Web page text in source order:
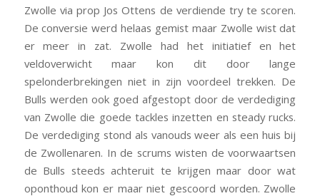
Zwolle via prop Jos Ottens de verdiende try te scoren.
De conversie werd helaas gemist maar Zwolle wist dat
er meer in zat. Zwolle had het initiatief en het
veldoverwicht maar kon dit door lange
spelonderbrekingen niet in zijn voordeel trekken. De
Bulls werden ook goed afgestopt door de verdediging
van Zwolle die goede tackles inzetten en steady rucks.
De verdediging stond als vanouds weer als een huis bij
de Zwollenaren. In de scrums wisten de voorwaartsen
de Bulls steeds achteruit te krijgen maar door wat
oponthoud kon er maar niet gescoord worden. Zwolle